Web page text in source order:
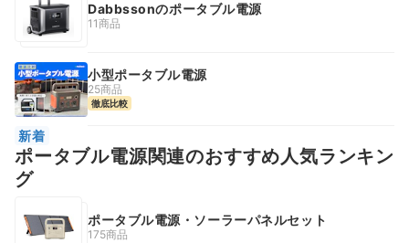
Dabbssonのポータブル電源
11商品
小型ポータブル電源
25商品
徹底比較
新着
ポータブル電源関連のおすすめ人気ランキン
グ
ポータブル電源・ソーラーパネルセット
175商品